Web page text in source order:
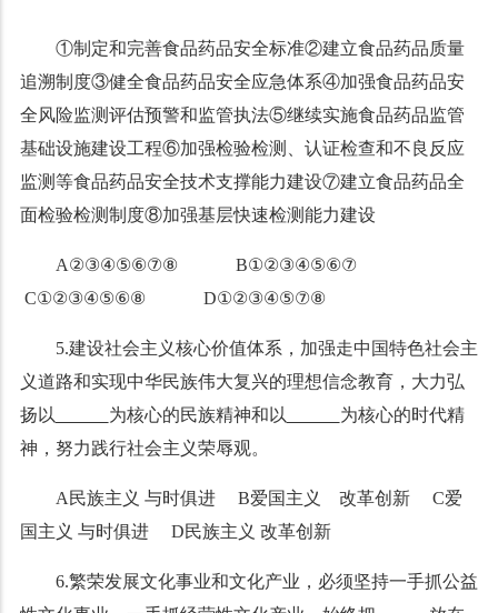
①制定和完善食品药品安全标准②建立食品药品质量
追溯制度③健全食品药品安全应急体系④加强食品药品安
全风险监测评估预警和监管执法⑤继续实施食品药品监管
基础设施建设工程⑥加强检验检测、认证检查和不良反应
监测等食品药品安全技术支撑能力建设⑦建立食品药品全
面检验检测制度⑧加强基层快速检测能力建设
A②③④⑤⑥⑦⑧B①②③④⑤⑥⑦
C①②③④⑤⑥⑧D①②③④⑤⑦⑧
5.建设社会主义核心价值体系，加强走中国特色社会主
义道路和实现中华民族伟大复兴的理想信念教育，大力弘
扬以
为核心的民族精神和以
为核心的时代精
神，努力践行社会主义荣辱观。
A民族主义 与时俱进 B爱国主义 改革创新 C爱
国主义 与时俱进 D民族主义 改革创新
6.繁荣发展文化事业和文化产业，必须坚持一手抓公益